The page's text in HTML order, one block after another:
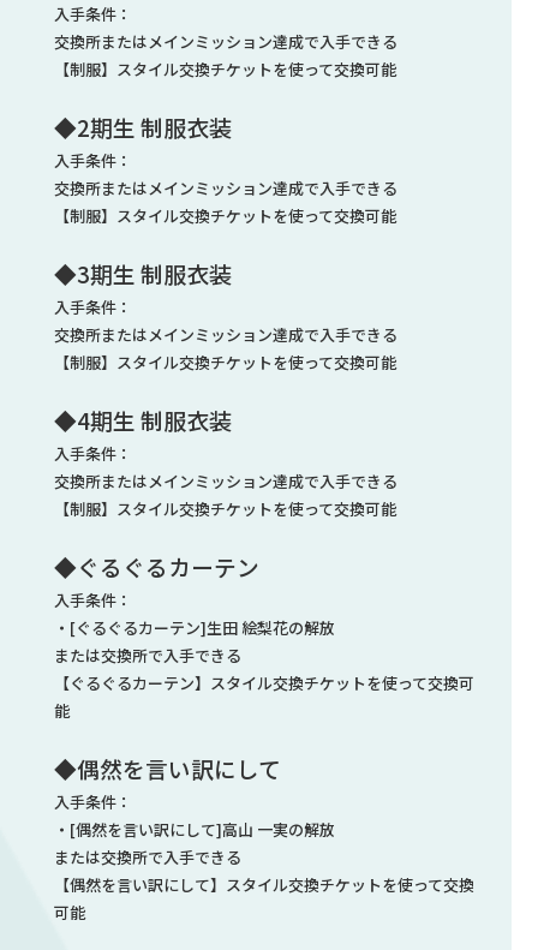
入手条件：
交換所またはメインミッション達成で入手できる
【制服】スタイル交換チケットを使って交換可能
◆2期生 制服衣装
入手条件：
交換所またはメインミッション達成で入手できる
【制服】スタイル交換チケットを使って交換可能
◆3期生 制服衣装
入手条件：
交換所またはメインミッション達成で入手できる
【制服】スタイル交換チケットを使って交換可能
◆4期生 制服衣装
入手条件：
交換所またはメインミッション達成で入手できる
【制服】スタイル交換チケットを使って交換可能
◆ぐるぐるカーテン
入手条件：
・[ぐるぐるカーテン]生田 絵梨花の解放
または交換所で入手できる
【ぐるぐるカーテン】スタイル交換チケットを使って交換可
能
◆偶然を言い訳にして
入手条件：
・[偶然を言い訳にして]高山 一実の解放
または交換所で入手できる
【偶然を言い訳にして】スタイル交換チケットを使って交換
可能